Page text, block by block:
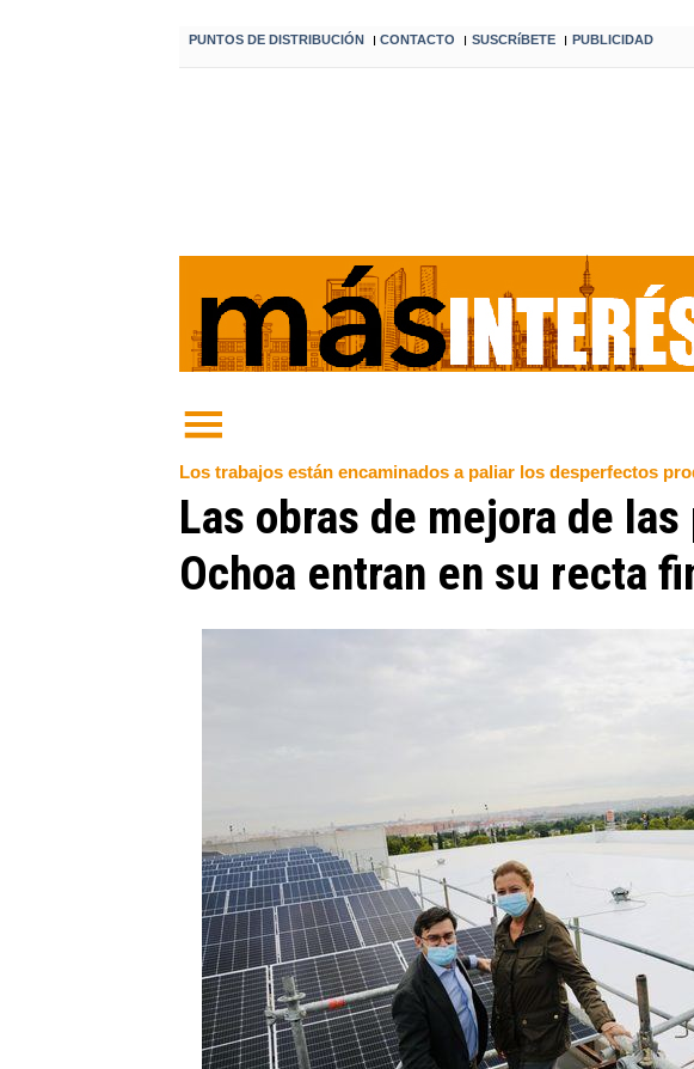
PUNTOS DE DISTRIBUCIÓN I CONTACTO I SUSCRíBETE I PUBLICIDAD
Los trabajos están encaminados a paliar los desperfectos
Las obras de mejora de
Ochoa entran en su recta